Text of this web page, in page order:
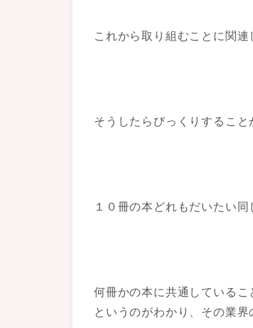
これから取り組むことに関
そうしたらびっくりすること
１０冊の本どれもだいたい
何冊かの本に共通している
というのがわかり、その業